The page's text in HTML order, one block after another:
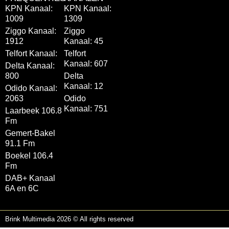
KPN Kanaal:
1009
Ziggo Kanaal:
1912
Telfort Kanaal:
Delta Kanaal:
800
Odido Kanaal:
2063
Laarbeek 106.8
Fm
Gemert-Bakel
91.1 Fm
Boekel 106.4
Fm
DAB+ Kanaal
6A en 6C
KPN Kanaal:
1309
Ziggo
Kanaal: 45
Telfort
Kanaal: 607
Delta
Kanaal: 12
Odido
Kanaal: 751
Brink Multimedia 2026 © All rights reserved